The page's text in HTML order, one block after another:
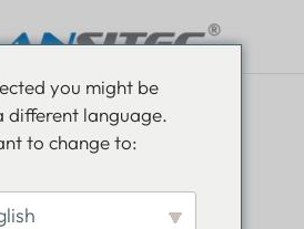
intelligente per il
del bestiame
you might be
different language.
to change to: